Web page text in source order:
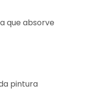
que absorve
pintura